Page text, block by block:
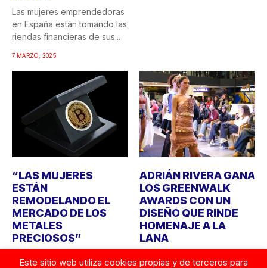
Las mujeres emprendedoras
en España están tomando las
riendas financieras de sus...
7 MARZO, 2025
“LAS MUJERES
ESTÁN
REMODELANDO EL
MERCADO DE LOS
METALES
PRECIOSOS”
ADRIÁN RIVERA GANA
LOS GREENWALK
AWARDS CON UN
DISEÑO QUE RINDE
HOMENAJE A LA
LANA
Este sitio web utiliza cookies propias y de terceros para